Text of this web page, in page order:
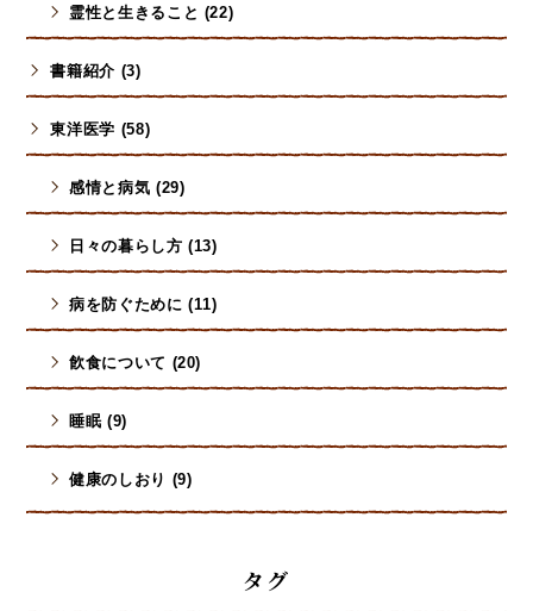
霊性と生きること (22)
書籍紹介 (3)
東洋医学 (58)
感情と病気 (29)
日々の暮らし方 (13)
病を防ぐために (11)
飮食について (20)
睡眠 (9)
健康のしおり (9)
タグ